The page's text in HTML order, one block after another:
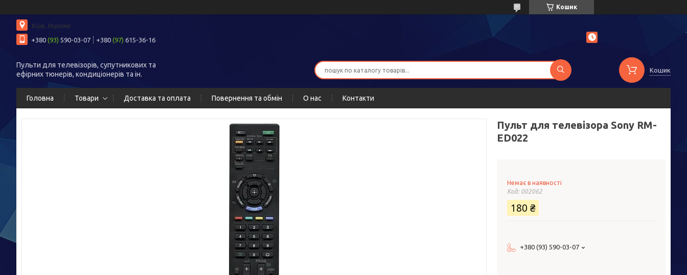
Кошик
Київ, Україна
+380 (93) 590-03-07 +380 (97) 615-36-16
Пульти для телевізорів, супутникових та
ефірних тюнерів, кондиціонерів та ін.
Кошик
Головна Товари Доставка та оплата Повернення та обмін О нас Контакти
Пульт для телевізора Sony RM-
ED022
Немає в наявності
Код: 002062
180 ₴
+380 (93) 590-03-07